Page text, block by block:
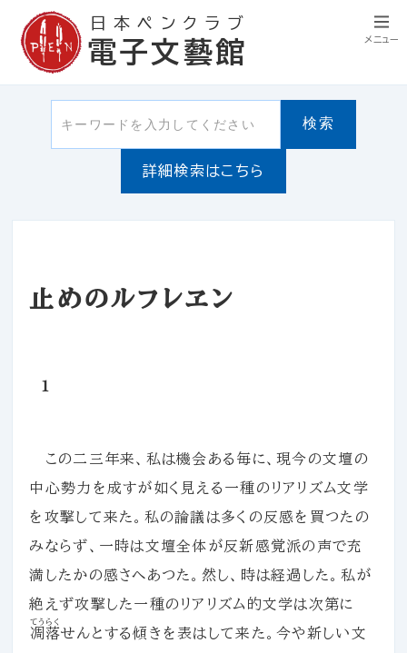
日本ペンクラブ
電子文藝館
検索
詳細検索はこちら
止めのルフレヱン
１
この二三年来、私は機会ある毎に、現今の文壇の
中心勢力を成すが如く見える一種のリアリズム文学
を攻撃して来た。私の論議は多くの反感を買つたの
みならず、一時は文壇全体が反新感覚派の声で充
満したかの感さへあつた。然し、時は経過した。私が
絶えず攻撃した一種のリアリズム的文学は次第に
凋落
てうらく
せんとする傾きを表はして来た。今や新しい文
メニュー